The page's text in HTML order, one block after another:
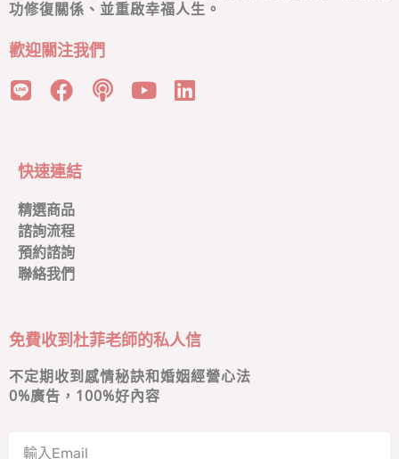
功修復關係、並重啟幸福人生。
歡迎關注我們
快速連結
精選商品
諮詢流程
預約諮詢
聯絡我們
免費收到杜菲老師的私人信
不定期收到感情秘訣和婚姻經營心法
0%廣告，100%好內容